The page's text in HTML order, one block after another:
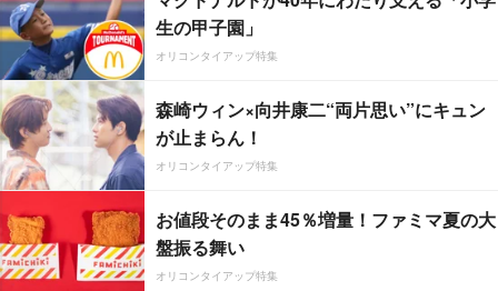
生の甲子園」
オリコンタイアップ特集
森崎ウィン×向井康二“両片思い”にキュン
が止まらん！
オリコンタイアップ特集
お値段そのまま45％増量！ファミマ夏の大
盤振る舞い
オリコンタイアップ特集